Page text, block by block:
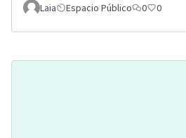
Laia Espacio Público 0 0